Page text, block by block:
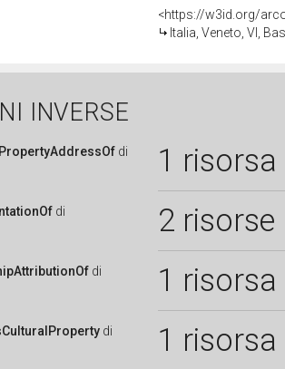
<https://w3id.org/
Italia, Veneto, VI,
INVERSE
di 1 risorsa
di 2 risorse
di 1 risorsa
di 1 risorsa